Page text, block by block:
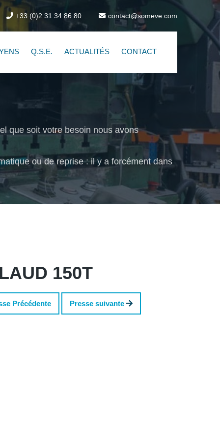
+33 (0)2 31 34 86 80 contact@someve.com
Q.S.E. ACTUALITÉS CONTACT
que soit votre besoin nous avons
ou de reprise : il y a forcément dans
150T
Précédente Presse suivante